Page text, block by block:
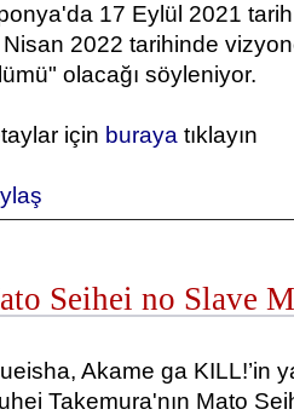
17 Eylül 2021
2022 tarihinde
olacağı söyleniyor.
için buraya tıklayın
Seihei no Slave
Akame ga KILL!’in
Takemura'nın Mato